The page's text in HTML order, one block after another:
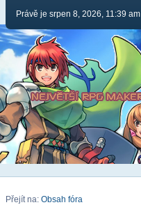
Právě je srpen 8, 2026, 11:39 am
Přejít na: Obsah fóra